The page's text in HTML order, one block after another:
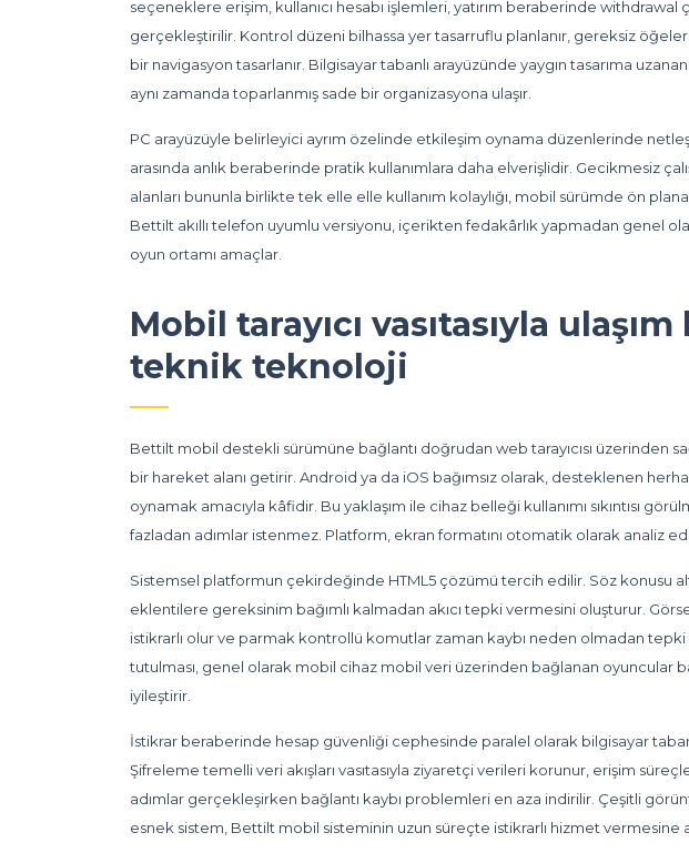
seçeneklere erişim, kullanıcı hesabı işlemleri, yatırım beraberinde
gerçekleştirilir. Kontrol düzeni bilhassa yer tasarruflu planlanır, gereksiz
bir navigasyon tasarlanır. Bilgisayar tabanlı arayüzünde yaygın tasarıma
aynı zamanda toparlanmış sade bir organizasyona ulaşır.
PC arayüzüyle belirleyici ayrım özelinde etkileşim oynama düzenlerinde
arasında anlık beraberinde pratik kullanımlara daha elverişlidir. Gecikmesiz
alanları bununla birlikte tek elle elle kullanım kolaylığı, mobil sürümde ön
Bettilt akıllı telefon uyumlu versiyonu, içerikten fedakârlık yapmadan genel
oyun ortamı amaçlar.
Mobil tarayıcı vasıtasıyla
teknik teknoloji
Bettilt mobil destekli sürümüne bağlantı doğrudan web tarayıcısı üzerinden
bir hareket alanı getirir. Android ya da iOS bağımsız olarak, desteklenen
oynamak amacıyla kâfidir. Bu yaklaşım ile cihaz belleği kullanımı sıkıntısı
fazladan adımlar istenmez. Platform, ekran formatını otomatik olarak analiz
Sistemsel platformun çekirdeğinde HTML5 çözümü tercih edilir. Söz konusu
eklentilere gereksinim bağımlı kalmadan akıcı tepki vermesini oluşturur.
istikrarlı olur ve parmak kontrollü komutlar zaman kaybı neden olmadan
tutulması, genel olarak mobil cihaz mobil veri üzerinden bağlanan oyuncular
iyileştirir.
İstikrar beraberinde hesap güvenliği cephesinde paralel olarak bilgisayar
Şifreleme temelli veri akışları vasıtasıyla ziyaretçi verileri korunur, erişim
adımlar gerçekleşirken bağlantı kaybı problemleri en aza indirilir. Çeşitli
esnek sistem, Bettilt mobil sisteminin uzun süreçte istikrarlı hizmet vermesine